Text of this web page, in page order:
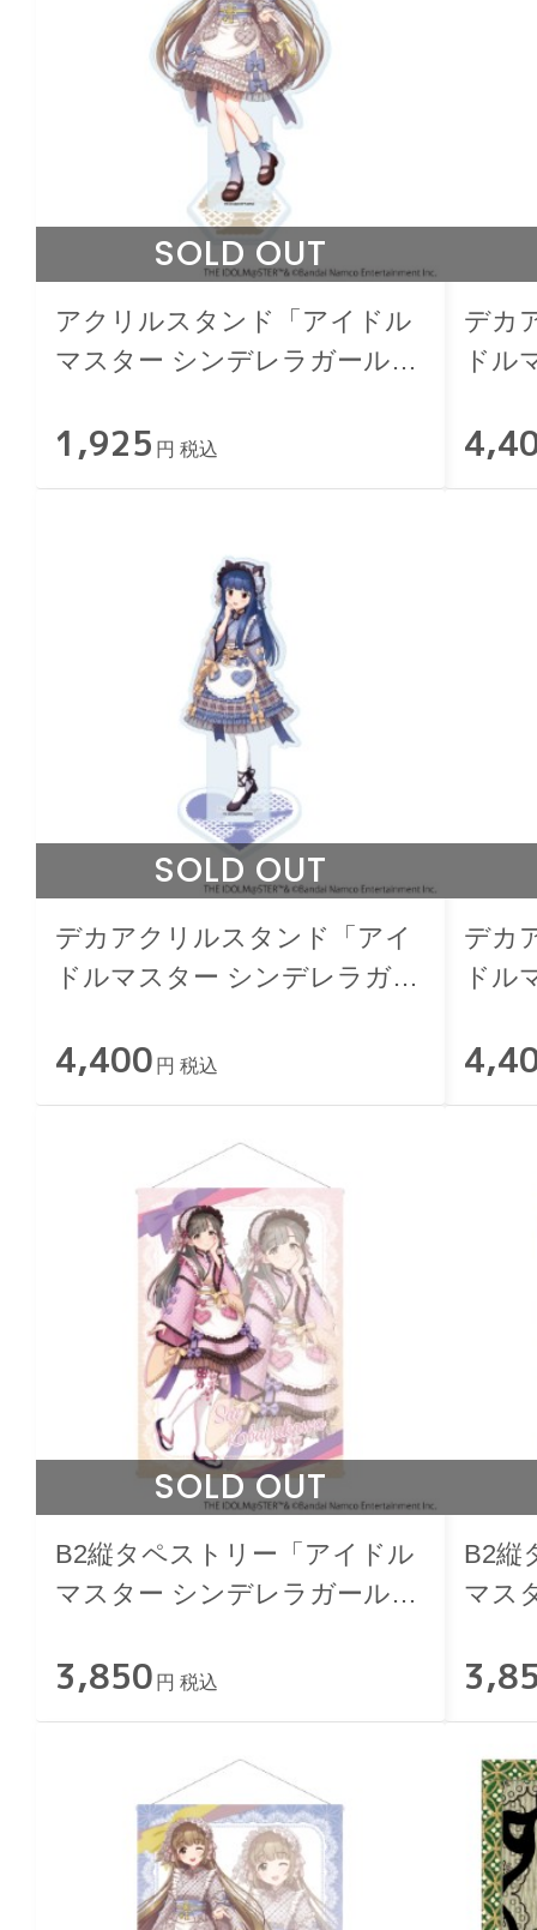
SOLD OUT
アクリルスタンド「アイドル
マスター シンデレラガール
1,925 円 税込
デカ
ドル
SOLD OUT
デカアクリルスタンド「アイ
ドルマスター シンデレラガー
4,400 円 税込
デカ
ドル
SOLD OUT
B2縦タペストリー「アイドル
マスター シンデレラガール
3,850 円 税込
B2縦
マス